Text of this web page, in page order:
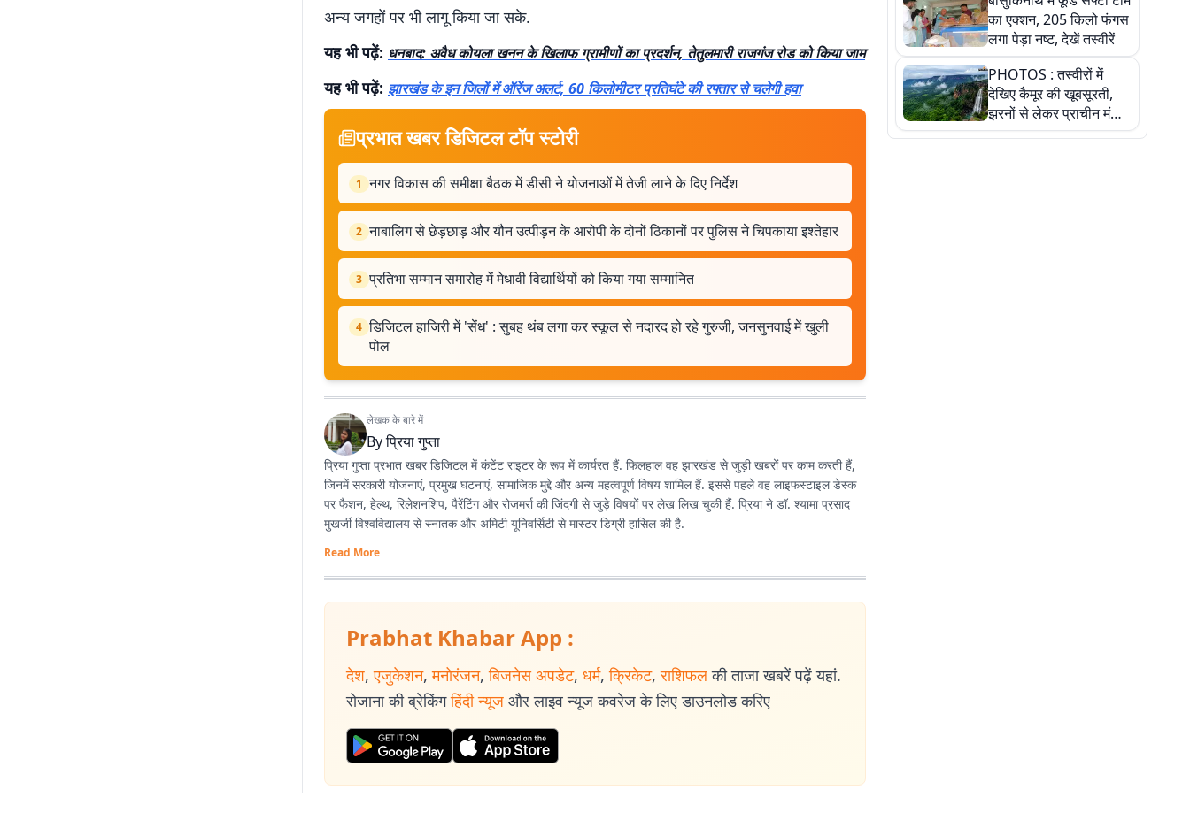
अन्य जगहों पर भी लागू किया जा सके.
यह भी पढ़ें: धनबाद: अवैध कोयला खनन के खिलाफ ग्रामीणों का प्रदर्शन, तेतुलमारी राजगंज रोड को किया जाम
यह भी पढ़ें: झारखंड के इन जिलों में ऑरेंज अलर्ट, 60 किलोमीटर प्रतिघंटे की रफ्तार से चलेगी हवा
प्रभात खबर डिजिटल टॉप स्टोरी
1 नगर विकास की समीक्षा बैठक में डीसी ने योजनाओं में तेजी लाने के दिए निर्देश
2 नाबालिग से छेड़छाड़ और यौन उत्पीड़न के आरोपी के दोनों ठिकानों पर पुलिस ने चिपकाया इश्तेहार
3 प्रतिभा सम्मान समारोह में मेधावी विद्यार्थियों को किया गया सम्मानित
4 डिजिटल हाजिरी में 'सेंध' : सुबह थंब लगा कर स्कूल से नदारद हो रहे गुरुजी, जनसुनवाई में खुली
पोल
लेखक के बारे में
Byप्रिया गुप्ता
प्रिया गुप्ता प्रभात खबर डिजिटल में कंटेंट राइटर के रूप में कार्यरत हैं. फिलहाल वह झारखंड से जुड़ी खबरों पर काम करती हैं,
जिनमें सरकारी योजनाएं, प्रमुख घटनाएं, सामाजिक मुद्दे और अन्य महत्वपूर्ण विषय शामिल हैं. इससे पहले वह लाइफस्टाइल डेस्क
पर फैशन, हेल्थ, रिलेशनशिप, पैरेंटिंग और रोजमर्रा की जिंदगी से जुड़े विषयों पर लेख लिख चुकी हैं. प्रिया ने डॉ. श्यामा प्रसाद
मुखर्जी विश्वविद्यालय से स्नातक और अमिटी यूनिवर्सिटी से मास्टर डिग्री हासिल की है.
Read More
Prabhat Khabar App :
देश, एजुकेशन, मनोरंजन, बिजनेस अपडेट, धर्म, क्रिकेट, राशिफल की ताजा खबरें पढ़ें यहां.
रोजाना की ब्रेकिंग हिंदी न्यूज और लाइव न्यूज कवरेज के लिए डाउनलोड करिए
का एक्शन, 205 किलो फंगस
लगा पेड़ा नष्ट, देखें तस्वीरें
PHOTOS : तस्वीरों में
देखिए कैमूर की खूबसूरती,
झरनों से लेकर प्राचीन मंदिरों
तक प्रकृति और आस्था का